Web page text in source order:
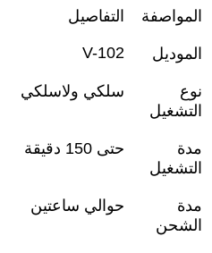
المواصفة التفاصيل
الموديل V-102
نوع
التشغيل
سلكي ولاسلكي
مدة
التشغيل
حتى 150 دقيقة
مدة
الشحن
حوالي ساعتين